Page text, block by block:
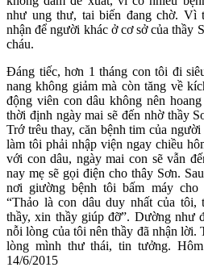
như ung thư, tai biến đang chờ. Vì
nhận để người khác ở cơ sở của thầy
cháu.
Đáng tiếc, hơn 1 tháng con tôi đi
nang không giảm mà còn tăng về
động viên con dâu không nên
thời định ngày mai sẽ đến nhờ thầy
Trớ trêu thay, căn bệnh tim của
làm tôi phải nhập viện ngay chiều
với con dâu, ngày mai con sẽ vẫn
nay mẹ sẽ gọi điện cho thây Sơn.
nơi giường bệnh tôi bấm máy cho
“Thảo là con dâu duy nhất của tôi,
thầy, xin thầy giúp đỡ”. Dường như
nỗi lòng của tôi nên thầy đã nhận lời.
lòng mình thư thái, tin tưởng.
14/6/2015